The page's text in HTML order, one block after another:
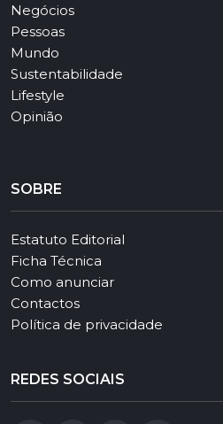
Negócios
Pessoas
Mundo
Sustentabilidade
Lifestyle
Opinião
SOBRE
Estatuto Editorial
Ficha Técnica
Como anunciar
Contactos
Política de privacidade
REDES SOCIAIS